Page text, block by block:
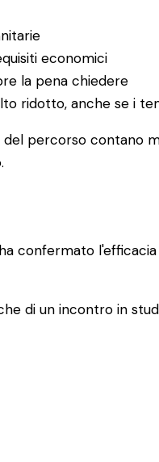
economici
la pena chiedere
ridotto, anche se i
percorso contano
confermato
di un incontro in